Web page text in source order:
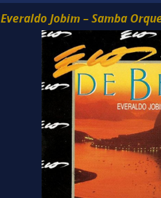
Everaldo Jobim – Samba